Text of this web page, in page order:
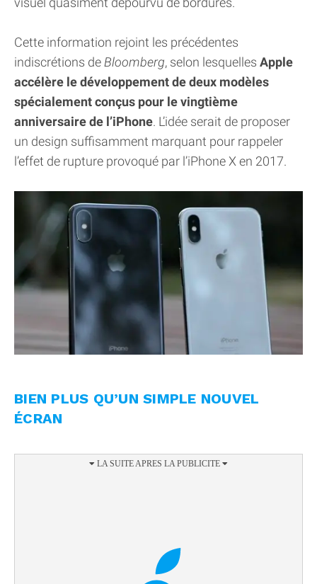
Cette information rejoint les précédentes
indiscrétions de Bloomberg, selon lesquelles Apple
accélère le développement de deux modèles
spécialement conçus pour le vingtième
anniversaire de l’iPhone. L’idée serait de proposer
un design suffisamment marquant pour rappeler
l’effet de rupture provoqué par l’iPhone X en 2017.
BIEN PLUS QU’UN SIMPLE NOUVEL
ÉCRAN